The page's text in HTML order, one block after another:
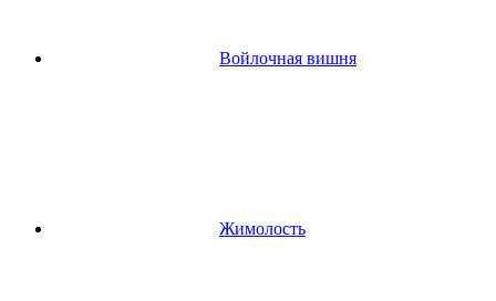
Войлочная вишня
Жимолость